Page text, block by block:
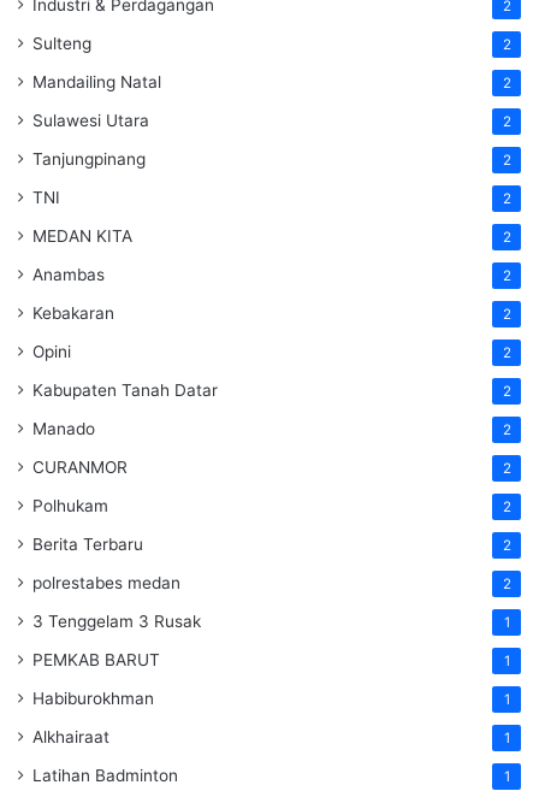
Industri & Perdagangan 2
Sulteng 2
Mandailing Natal 2
Sulawesi Utara 2
Tanjungpinang 2
TNI 2
MEDAN KITA 2
Anambas 2
Kebakaran 2
Opini 2
Kabupaten Tanah Datar 2
Manado 2
CURANMOR 2
Polhukam 2
Berita Terbaru 2
polrestabes medan 2
3 Tenggelam 3 Rusak 1
PEMKAB BARUT 1
Habiburokhman 1
Alkhairaat 1
Latihan Badminton 1